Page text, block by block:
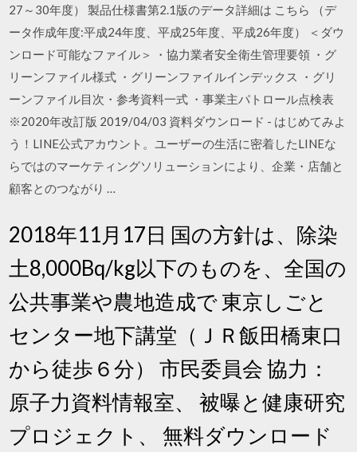
27～30年度） 製品仕様書第2.1版のデータ詳細は こちら （デ
ータ作成年度:平成24年度、平成25年度、平成26年度） ＜ダウ
ンロード可能なファイル＞ ・協力業者安全衛生管理要領 ・グ
リーンファイル様式 ・グリーンファイルインデックス ・グリ
ーンファイル目次・参考資料一式 ・事業主パトロール点検表
※2020年改訂版 2019/04/03 資料ダウンロード - はじめてみよ
う！LINE公式アカウント。ユーザーの生活に密着したLINEな
らではのマーケティングソリューションにより、企業・店舗と
顧客とのつながり …
2018年11月17日 国の方針は、除染
土8,000Bq/kg以下のものを、全国の
公共事業や農地造成で 東京しごと
センター地下講堂（ＪＲ飯田橋東口
から徒歩６分） 市民委員会 協力：
原子力資料情報室、 被曝と健康研究
プロジェクト、 無料ダウンロード